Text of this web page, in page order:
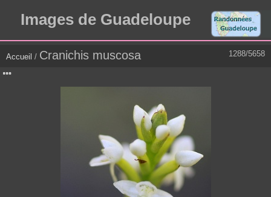
Images de Guadeloupe
1288/5658
Accueil / Cranichis muscosa